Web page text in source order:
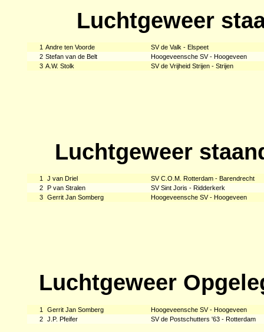
Luchtgeweer
1 Andre ten Voorde
SV de Valk - Elspeet
2 Stefan van de Belt
Hoogeveensche SV - Hoogeveen
3 A.W. Stolk SV de Vrijheid Strijen - Strijen
Luchtgeweer
1 J van Driel
SV C.O.M. Rotterdam - Barendrecht
2
P van Stralen
SV Sint Joris - Ridderkerk
3
Gerrit Jan Somberg Hoogeveensche SV - Hoogeveen
Luchtgeweer
1 Gerrit Jan Somberg
Hoogeveensche SV - Hoogeveen
2
J.P. Pfeifer SV de Postschutters '63 - Rotterdam